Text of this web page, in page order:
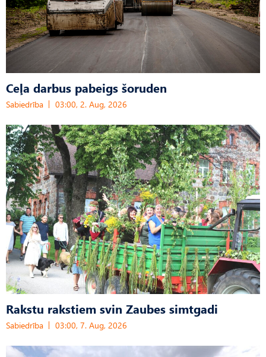
Ceļa darbus pabeigs šoruden
Sabiedrība 03:00, 2. Aug, 2026
Rakstu rakstiem svin Zaubes simtgadi
Sabiedrība 03:00, 7. Aug, 2026